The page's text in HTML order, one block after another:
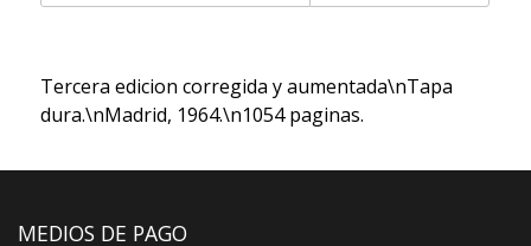
Tercera edicion corregida y aumentada\nTapa
dura.\nMadrid, 1964.\n1054 paginas.
MEDIOS DE PAGO